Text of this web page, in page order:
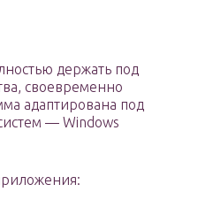
держать под
своевременно
адаптирована под
— Windows